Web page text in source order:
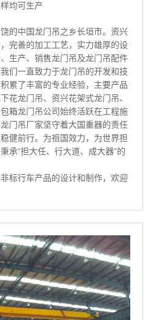
均可生产
的中国龙门吊之乡长垣市。资兴
完善的加工工艺，实力雄厚的设
生产、销售龙门吊及龙门吊配件
们一直致力于龙门吊的开发和技
累了丰富的专业经验，主要产品
花龙门吊、资兴花架式龙门吊、
箱龙门吊公司始终活跃在工程施
门吊厂家坚守着大国重器的责任
健前行。为祖国效力，为世界担
承“担大任、行大道、成大器”的
标行车产品的设计和制作，欢迎